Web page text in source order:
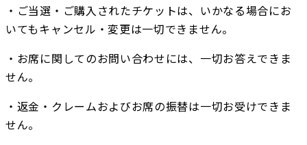
・ご当選・ご購入されたチケットは、いかなる場合にお
いてもキャンセル・変更は一切できません。
・お席に関してのお問い合わせには、一切お答えできま
せん。
・返金・クレームおよびお席の振替は一切お受けできま
せん。